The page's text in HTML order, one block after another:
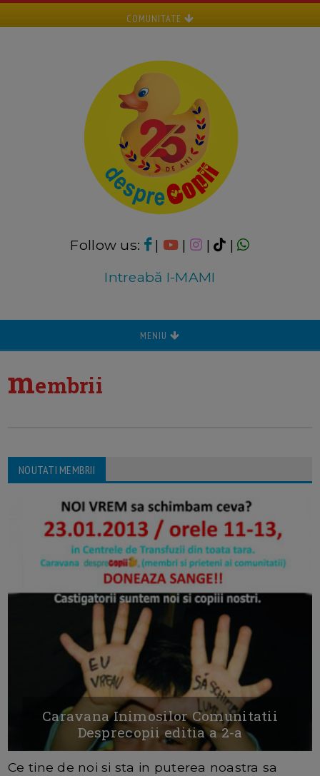
COMUNITATE
Follow us: | | |
|
Intreabă I-MAMI
MENIU
membrii
NOUTATI MEMBRII
Caravana Inimosilor Comunitatii
Desprecopii editia a 2-a
Ce tine de noi si sta in puterea noastra sa